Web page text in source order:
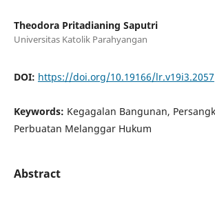
Theodora Pritadianing Saputri
Universitas Katolik Parahyangan
DOI: https://doi.org/10.19166/lr.v19i3.2057
Keywords: Kegagalan Bangunan,
Perbuatan Melanggar Hukum
Abstract